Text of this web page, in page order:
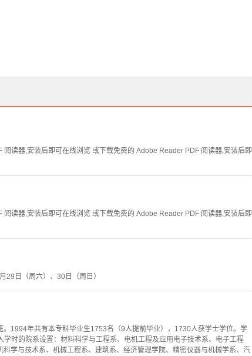
读器,安装后即可在线浏览 或下载免费的 Adobe Reader PDF 阅读器,安装后即
读器,安装后即可在线浏览 或下载免费的 Adobe Reader PDF 阅读器,安装后即
29日（周六）、30日（周日）
年共有本专科毕业生1753名（9人提前毕业），1730人获学士学位。学
学时的院系设置：材料科学与工程系、电机工程及应用电子技术系、电子工程
学与技术系、机械工程系、建筑系、经济管理学院、精密仪器与机械学系、汽